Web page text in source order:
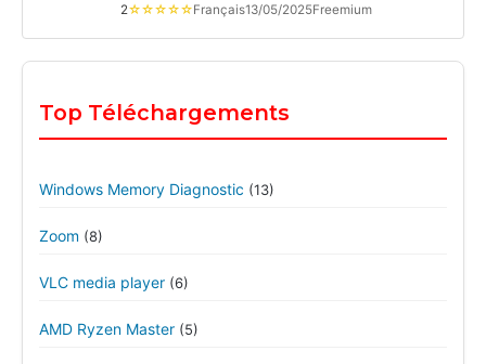
2☆☆☆☆☆Français13/05/2025Freemium
Top Téléchargements
Windows Memory Diagnostic (13)
Zoom (8)
VLC media player (6)
AMD Ryzen Master (5)